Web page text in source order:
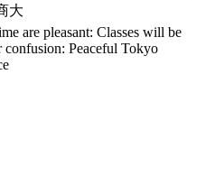
大
are pleasant: Classes will be
confusion: Peaceful Tokyo